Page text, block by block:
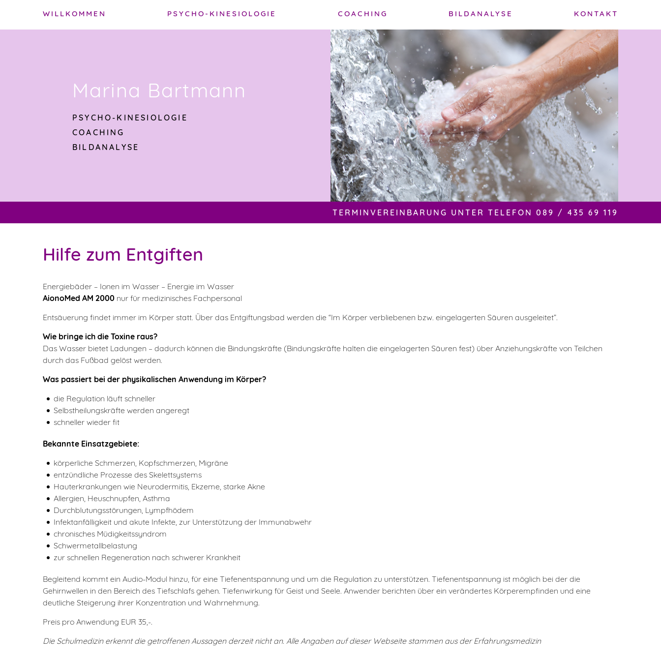
content
WILLKOMMEN PSYCHO-KINESIOLOGIE COACHING BILDANALYSE KONTAKT
Marina Bartmann
PSYCHO-KINESIOLOGIE
COACHING
BILDANALYSE
TERMINVEREINBARUNG UNTER TELEFON 089 / 435 69 119
Hilfe zum Entgiften
Energiebäder – Ionen im Wasser – Energie im Wasser
AionoMed AM 2000 nur für medizinisches Fachpersonal
Entsäuerung findet immer im Körper statt. Über das Entgiftungsbad werden die “Im Körper verbliebenen bzw. eingelagerten Säuren ausgeleitet”.
Wie bringe ich die Toxine raus?
Das Wasser bietet Ladungen – dadurch können die Bindungskräfte (Bindungskräfte halten die eingelagerten Säuren fest) über Anziehungskräfte von Teilchen
durch das Fußbad gelöst werden.
Was passiert bei der physikalischen Anwendung im Körper?
die Regulation läuft schneller
Selbstheilungskräfte werden angeregt
schneller wieder fit
Bekannte Einsatzgebiete:
körperliche Schmerzen, Kopfschmerzen, Migräne
entzündliche Prozesse des Skelettsystems
Hauterkrankungen wie Neurodermitis, Ekzeme, starke Akne
Allergien, Heuschnupfen, Asthma
Durchblutungsstörungen, Lympfhödem
Infektanfälligkeit und akute Infekte, zur Unterstützung der Immunabwehr
chronisches Müdigkeitssyndrom
Schwermetallbelastung
zur schnellen Regeneration nach schwerer Krankheit
Begleitend kommt ein Audio-Modul hinzu, für eine Tiefenentspannung und um die Regulation zu unterstützen. Tiefenentspannung ist möglich bei der die
Gehirnwellen in den Bereich des Tiefschlafs gehen. Tiefenwirkung für Geist und Seele. Anwender berichten über ein verändertes Körperempfinden und eine
deutliche Steigerung ihrer Konzentration und Wahrnehmung.
Preis pro Anwendung EUR 35,-.
Die Schulmedizin erkennt die getroffenen Aussagen derzeit nicht an. Alle Angaben auf dieser Webseite stammen aus der Erfahrungsmedizin